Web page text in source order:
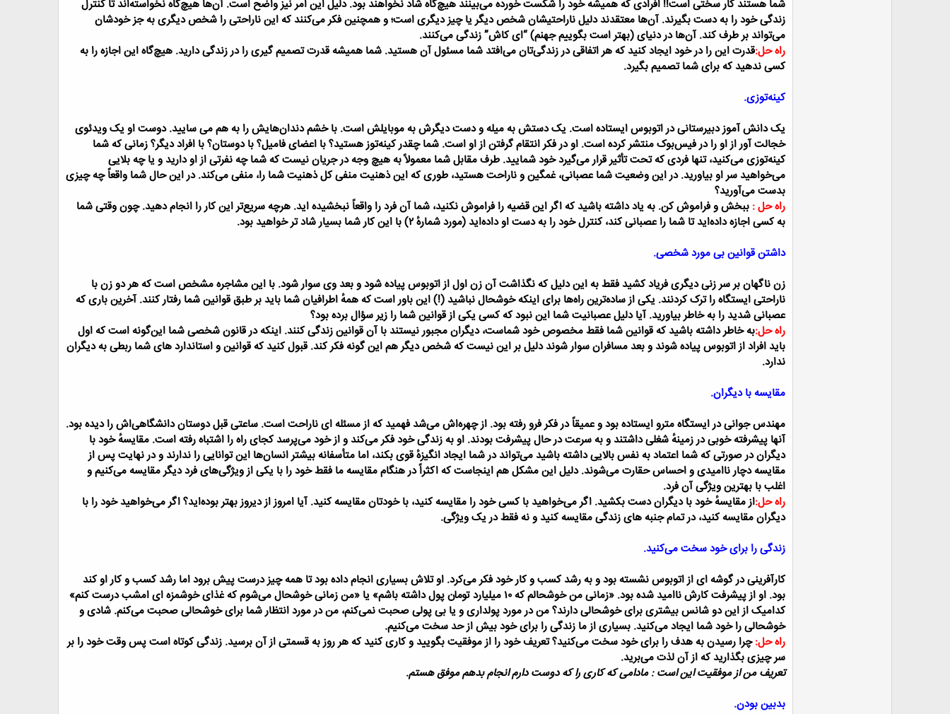
شما هستند کار سختی است!! افرادی که همیشه خود را شکست خورده می‌بینند هیچ‌گاه شاد نخواهند بود. دلیل این امر نیز واضح است. آن‌ها هیچ‌گاه نخواسته‌اند تا کنترل
زندگی خود را به دست بگیرند. آن‌ها معتقدند دلیل ناراحتیشان شخص دیگر یا چیز دیگری است؛ و همچنین فکر می‌کنند که این ناراحتی را شخص دیگری به جز خودشان
می‌تواند بر طرف کند. آن‌ها در دنیای (بهتر است بگوییم جهنم) “ای کاش” زندگی می‌کنند.
راه حل:قدرت این را در خود ایجاد کنید که هر اتفاقی در زندگی‌تان می‌افتد شما مسئول آن هستید. شما همیشه قدرت تصمیم گیری را در زندگی دارید. هیچ‌گاه این اجازه را به
کسی ندهید که برای شما تصمیم بگیرد.
کینه‌توزی.
یک دانش آموز دبیرستانی در اتوبوس ایستاده است. یک دستش به میله و دست دیگرش به موبایلش است. با خشم دندان‌هایش را به هم می سایید. دوست او یک ویدئوی
خجالت آور از او را در فیس‌بوک منتشر کرده است. او در فکر انتقام گرفتن از او است. شما چقدر کینه‌توز هستید؟با اعضای فامیل؟ با دوستان؟ با افراد دیگر؟زمانی که شما
کینه‌توزی می‌کنید، تنها فردی که تحت تأثیر قرار می‌گیرد خود شمایید. طرف مقابل شما معمولاً به هیچ وجه در جریان نیست که شما چه نفرتی از او دارید و یا چه بلایی
می‌خواهید سر او بیاورید. در این وضعیت شما عصبانی، غمگین و ناراحت هستید، طوری که این ذهنیت منفی کل ذهنیت شما را، منفی می‌کند. در این حال شما واقعاً چه چیزی
بدست می‌آورید؟
راه حل : ببخش و فراموش کن. به یاد داشته باشید که اگر این قضیه را فراموش نکنید، شما آن فرد را واقعاً نبخشیده اید. هرچه سریع‌تر این کار را انجام دهید. چون وقتی شما
به کسی اجازه داده‌اید تا شما را عصبانی کند، کنترل خود را به دست او داده‌اید (مورد شمارهٔ ۲) با این کار شما بسیار شاد تر خواهید بود.
داشتن قوانین بی مورد شخصی.
زن ناگهان بر سر زنی دیگری فریاد کشید فقط به این دلیل که نگذاشت آن زن اول از اتوبوس پیاده شود و بعد وی سوار شود. با این مشاجره مشخص است که هر دو زن با
ناراحتی ایستگاه را ترک کردنند. یکی از ساده‌ترین راه‌ها برای اینکه خوشحال نباشید (!) این باور است که همهٔ اطرافیان شما باید بر طبق قوانین شما رفتار کنند.آخرین باری که
عصبانی شدید را به خاطر بیاورید. آیا دلیل عصبانیت شما این نبود که کسی یکی از قوانین شما را زیر سؤال برده بود؟
راه حل:به خاطر داشته باشید که قوانین شما فقط مخصوص خود شماست، دیگران مجبور نیستند با آن قوانین زندگی کنند. اینکه در قانون شخصی شما این‌گونه است که اول
باید افراد از اتوبوس پیاده شوند و بعد مسافران سوار شوند دلیل بر این نیست که شخص دیگر هم این گونه فکر کند. قبول کنید که قوانین و استاندارد های شما ربطی به دیگران
ندارد.
مقایسه با دیگران.
مهندس جوانی در ایستگاه مترو ایستاده بود و عمیقاً در فکر فرو رفته بود. از چهره‌اش می‌شد فهمید که از مسئله ای ناراحت است. ساعتی قبل دوستان دانشگاهی‌اش را دیده بود.
آنها پیشرفته خوبی در زمینهٔ شغلی داشتند و به سرعت در حال پیشرفت بودند. او به زندگی خود فکر می‌کند و از خود می‌پرسد کجای راه را اشتباه رفته است. مقایسهٔ خود با
دیگران در صورتی که شما اعتماد به نفس بالایی داشته باشید می‌تواند در شما ایجاد انگیزهٔ قوی بکند، اما متأسفانه بیشتر انسان‌ها این توانایی را ندارند و در نهایت پس از
مقایسه دچار نا‌امیدی و احساس حقارت می‌شوند.دلیل این مشکل هم اینجاست که اکثراً در هنگام مقایسه ما فقط خود را با یکی از ویژگی‌های فرد دیگر مقایسه می‌کنیم و
اغلب با بهترین ویژگی آن فرد.
راه حل:از مقایسهٔ خود با دیگران دست بکشید. اگر می‌خواهید با کسی خود را مقایسه کنید، با خودتان مقایسه کنید. آیا امروز از دیروز بهتر بوده‌اید؟ اگر می‌خواهید خود را با
دیگران مقایسه کنید، در تمام جنبه های زندگی مقایسه کنید و نه فقط در یک ویژگی.
زندگی را برای خود سخت می‌کنید.
کارآفرینی در گوشه ای از اتوبوس نشسته بود و به رشد کسب و کار خود فکر می‌کرد. او تلاش بسیاری انجام داده بود تا همه چیز درست پیش برود اما رشد کسب و کار او کند
بود. او از پیشرفت کارش ناامید شده بود.
«زمانی من خوشحالم که ۱۰ میلیارد تومان پول داشته باشم» یا «من زمانی خوشحال می‌شوم که غذای خوشمزه ای امشب درست کنم»
کدامیک از این دو شانس بیشتری برای خوشحالی دارند؟ من در مورد پولداری و یا بی پولی صحبت نمی‌کنم، من در مورد انتظار شما برای خوشحالی صحبت می‌کنم. شادی و
خوشحالی را خود شما ایجاد می‌کنید. بسیاری از ما زندگی را برای خود بیش از حد سخت می‌کنیم.
راه حل:چرا رسیدن به هدف را برای خود سخت می‌کنید؟ تعریف خود را از موفقیت بگویید و کاری کنید که هر روز به قسمتی از آن برسید. زندگی کوتاه است پس وقت خود را بر
سر چیزی بگذارید که از آن لذت می‌برید.
تعریف من از موفقیت این است : مادامی که کاری را که دوست دارم انجام بدهم موفق هستم.
بدبین بودن.